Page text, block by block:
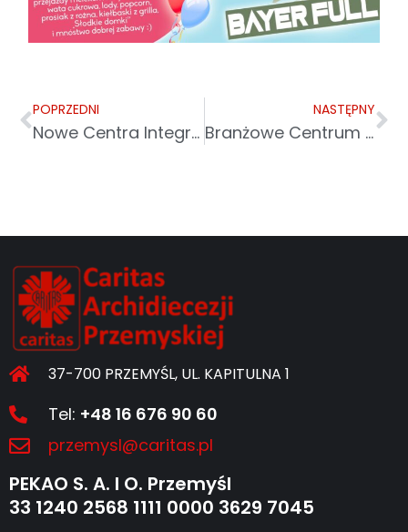
POPRZEDNI
Nowe Centra Integracji Społecznej w Caritas Archidiecezji Przemyskiej
NASTĘPNY
Branżowe Centrum Umiejętności w dziedzinie pomocy społecznej
37-700 PRZEMYŚL, UL. KAPITULNA 1
Tel: +48 16 676 90 60
przemysl@caritas.pl
PEKAO S. A. I O. Przemyśl
33 1240 2568 1111 0000 3629 7045